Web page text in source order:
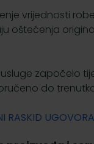
vrijednosti
oštećenja
započelo
do
RASKID